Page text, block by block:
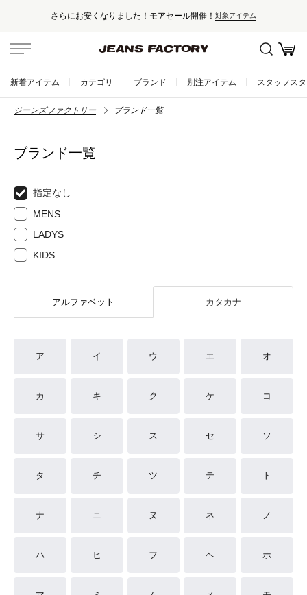
した！モアセール開催！対象アイテム
新着アイテム カテゴリ ブランド 別注アイテム スタッフス
ジーンズファクトリー ブランド一覧
ブランド一覧
指定なし
MENS
LADYS
KIDS
アルファベット カタカナ
ア イ ウ エ オ
カ キ ク ケ コ
サ シ ス セ ソ
タ チ ツ テ ト
ナ ニ ヌ ネ ノ
ハ ヒ フ ヘ ホ